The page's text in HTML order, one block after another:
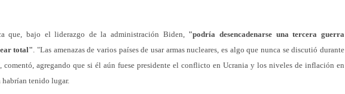
que, bajo el liderazgo de la administración Biden, "podría desencadenarse una tercera guerra
total". "Las amenazas de varios países de usar armas nucleares, es algo que nunca se discutió durante
comentó, agregando que si él aún fuese presidente el conflicto en Ucrania y los niveles de inflación en
habrían tenido lugar.